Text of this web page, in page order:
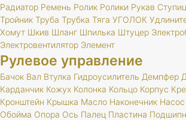
Радиатор Ремень Ролик Ролики Рукав
Тройник Труба Трубка Тяга УГОЛОК
Хомут Шкив Шланг Шпилька Штуцер
Электровентилятор Элемент
Рулевое управление
Бачок Вал Втулка Гидроусилитель Демпфер
Карданчик Кожух Колонка Кольцо Корпус
Кронштейн Крышка Масло Наконечник Насос
Обойма Опора Ось Палец Пластина